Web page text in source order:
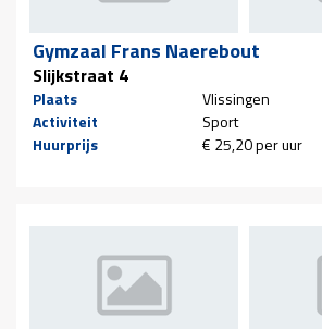
Gymzaal Frans Naerebout
Slijkstraat 4
Plaats
Vlissingen
Activiteit
Sport
Huurprijs
€ 25,20 per uur